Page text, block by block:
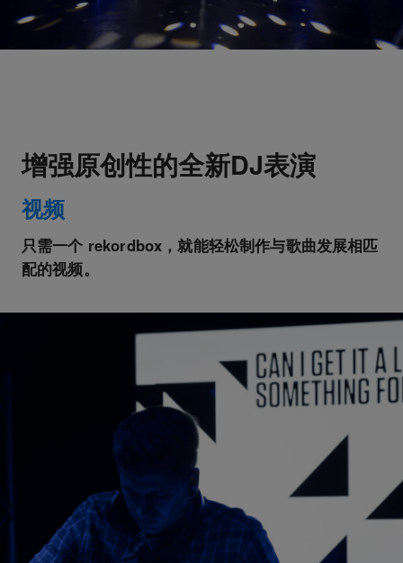
增强原创性的全新DJ表演
视频
只需一个 rekordbox，就能轻松制作与歌曲发展相匹
配的视频。